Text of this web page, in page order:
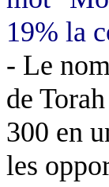
19% la
- Le
de
300 en
les